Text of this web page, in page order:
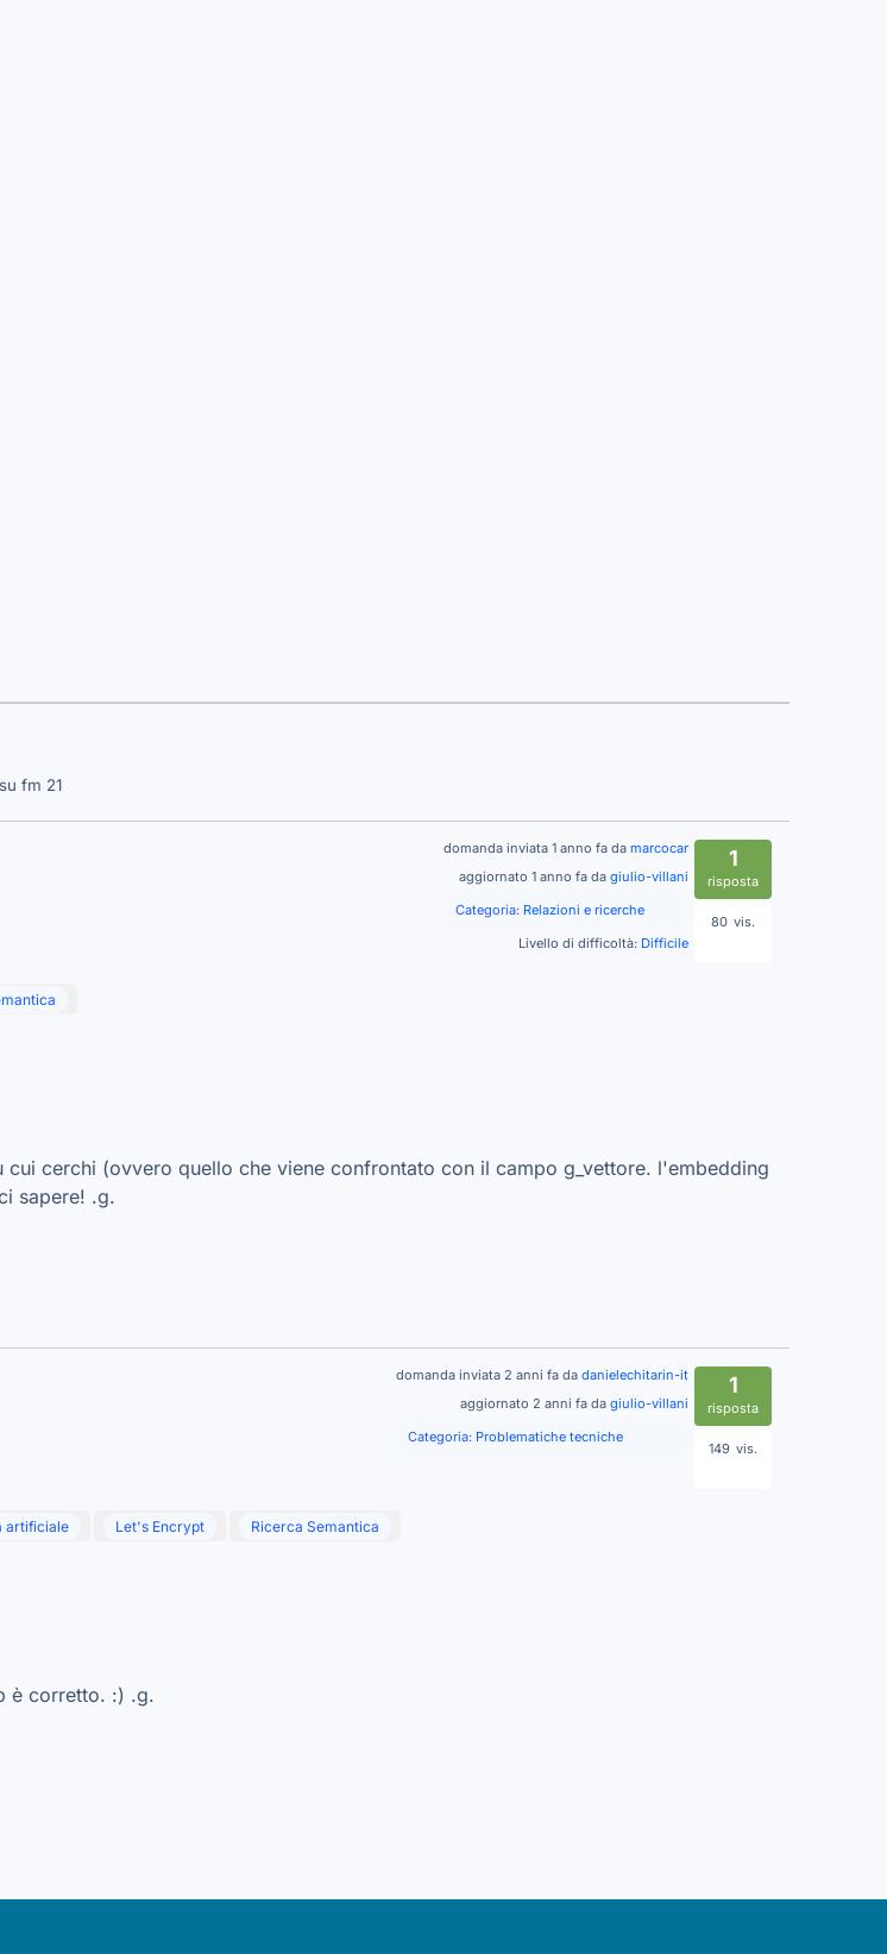
fm 21
1
risposta
80 vis.
domanda inviata 1 anno fa da marcocar
aggiornato 1 anno fa da giulio-villani
Categoria: Relazioni e ricerche
Livello di difficoltà: Difficile
cerchi (ovvero quello che viene confrontato con il campo g_vettore. l'embedding
sapere! .g.
1
risposta
149 vis.
domanda inviata 2 anni fa da danielechitarin-it
aggiornato 2 anni fa da giulio-villani
Categoria: Problematiche tecniche
artificiale Let's Encrypt Ricerca Semantica
è corretto. :) .g.